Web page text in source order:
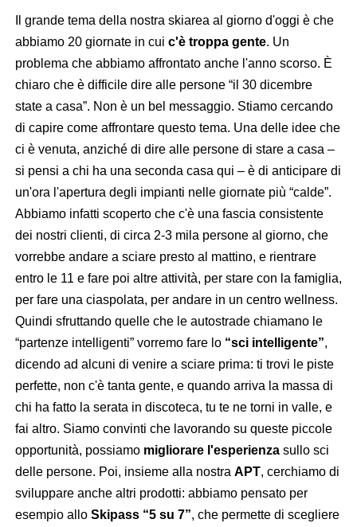
Il grande tema della nostra skiarea al giorno d'oggi è che
abbiamo 20 giornate in cui c'è troppa gente. Un
problema che abbiamo affrontato anche l'anno scorso. È
chiaro che è difficile dire alle persone “il 30 dicembre
state a casa”. Non è un bel messaggio. Stiamo cercando
di capire come affrontare questo tema. Una delle idee che
ci è venuta, anziché di dire alle persone di stare a casa –
si pensi a chi ha una seconda casa qui – è di anticipare di
un'ora l'apertura degli impianti nelle giornate più “calde”.
Abbiamo infatti scoperto che c'è una fascia consistente
dei nostri clienti, di circa 2-3 mila persone al giorno, che
vorrebbe andare a sciare presto al mattino, e rientrare
entro le 11 e fare poi altre attività, per stare con la famiglia,
per fare una ciaspolata, per andare in un centro wellness.
Quindi sfruttando quelle che le autostrade chiamano le
“partenze intelligenti” vorremo fare lo “sci intelligente”,
dicendo ad alcuni di venire a sciare prima: ti trovi le piste
perfette, non c'è tanta gente, e quando arriva la massa di
chi ha fatto la serata in discoteca, tu te ne torni in valle, e
fai altro. Siamo convinti che lavorando su queste piccole
opportunità, possiamomigliorare l'esperienza sullo sci
delle persone. Poi, insieme alla nostra APT, cerchiamo di
sviluppare anche altri prodotti: abbiamo pensato per
esempio alloSkipass “5 su 7”, che permette di scegliere